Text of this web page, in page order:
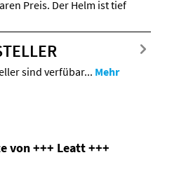
Preis. Der Helm ist tief
sind verfübar... Mehr
von +++ Leatt +++